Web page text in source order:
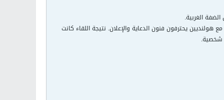
الغربية.
يحترفون فنون الدعاية والإعلان. نتيجة اللقاء كانت